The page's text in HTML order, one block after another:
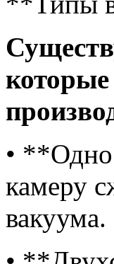
•
камеру
вакуума.